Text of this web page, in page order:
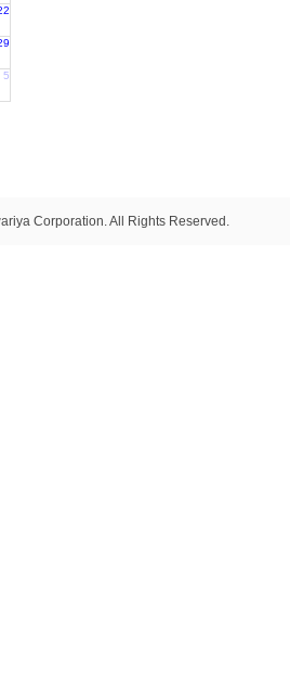
5
Corporation. All Rights Reserved.